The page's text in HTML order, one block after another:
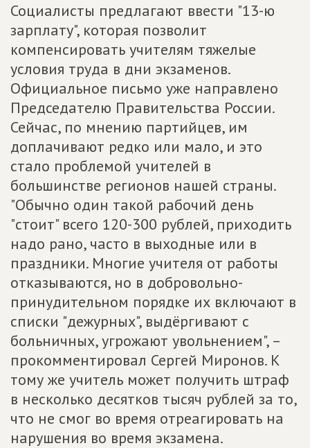
Социалисты предлагают ввести "13-ю
зарплату", которая позволит
компенсировать учителям тяжелые
условия труда в дни экзаменов.
Официальное письмо уже направлено
Председателю Правительства России.
Сейчас, по мнению партийцев, им
доплачивают редко или мало, и это
стало проблемой учителей в
большинстве регионов нашей страны.
"Обычно один такой рабочий день
"стоит" всего 120-300 рублей, приходить
надо рано, часто в выходные или в
праздники. Многие учителя от работы
отказываются, но в добровольно-
принудительном порядке их включают в
списки "дежурных", выдёргивают с
больничных, угрожают увольнением", –
прокомментировал Сергей Миронов. К
тому же учитель может получить штраф
в несколько десятков тысяч рублей за то,
что не смог во время отреагировать на
нарушения во время экзамена.